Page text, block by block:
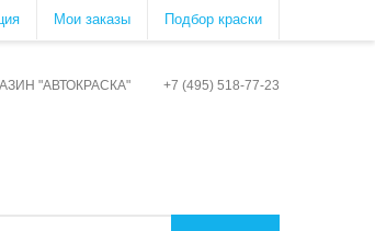
Мои заказы Подбор краски
"АВТОКРАСКА" +7 (495) 518-77-23